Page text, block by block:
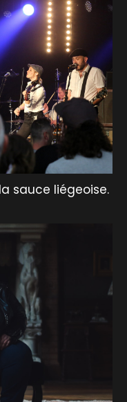
sauce liégeoise.